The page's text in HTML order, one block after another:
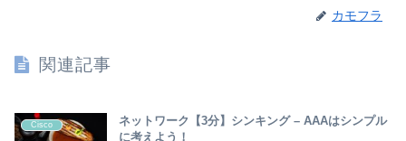
カモフラ
関連記事
Cisco
ネットワーク【3分】シンキング – AAAはシンプル
に考えよう！